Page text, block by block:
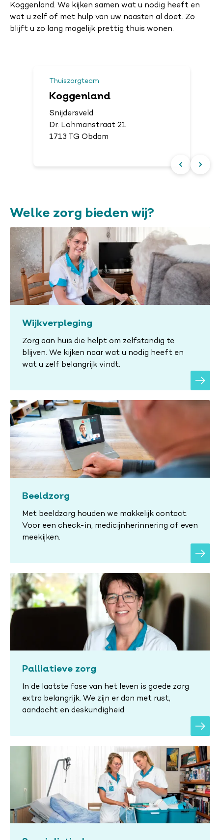
Koggenland. We kijken samen wat u nodig heeft en
wat u zelf of met hulp van uw naasten al doet. Zo
blijft u zo lang mogelijk prettig thuis wonen.
Thuiszorgteam
Koggenland
Snijdersveld
Dr. Lohmanstraat 21
1713 TG Obdam
Welke zorg bieden wij?
Wijkverpleging
Zorg aan huis die helpt om zelfstandig te
blijven. We kijken naar wat u nodig heeft en
wat u zelf belangrijk vindt.
Beeldzorg
Met beeldzorg houden we makkelijk contact.
Voor een check-in, medicijnherinnering of even
meekijken.
Palliatieve zorg
In de laatste fase van het leven is goede zorg
extra belangrijk. We zijn er dan met rust,
aandacht en deskundigheid.